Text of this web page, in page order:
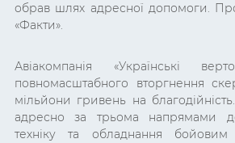
обрав шлях адресної допомоги.
«Факти».
Авіакомпанія «Українські
повномасштабного вторгнення
мільйони гривень на
адресно за трьома напрямами
техніку та обладнання бойовим